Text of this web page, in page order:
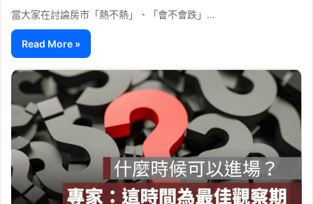
當大家在討論房市「熱不熱」、「會不會跌」…
Read More »